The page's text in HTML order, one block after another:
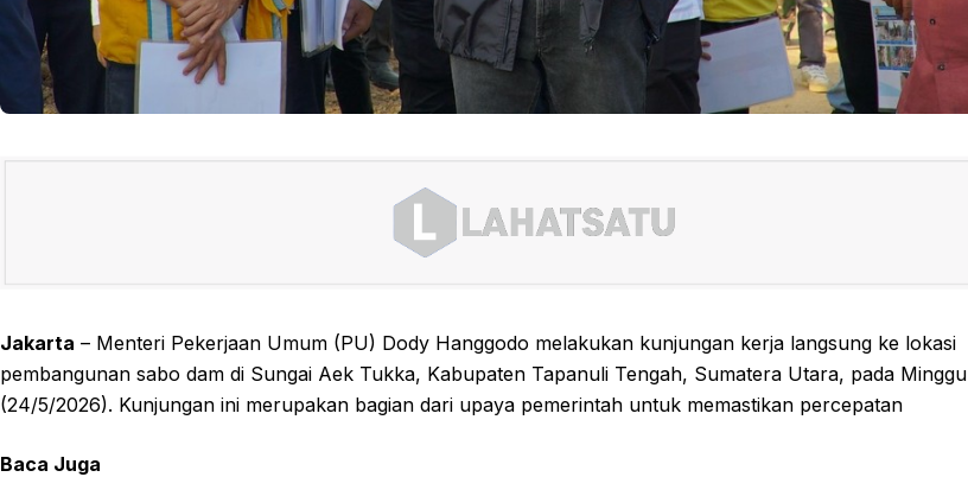
Jakarta – Menteri Pekerjaan Umum (PU) Dody Hanggodo melakukan kunjungan kerja langsung ke lokasi
pembangunan sabo dam di Sungai Aek Tukka, Kabupaten Tapanuli Tengah, Sumatera Utara, pada Minggu
(24/5/2026). Kunjungan ini merupakan bagian dari upaya pemerintah untuk memastikan percepatan
Baca Juga